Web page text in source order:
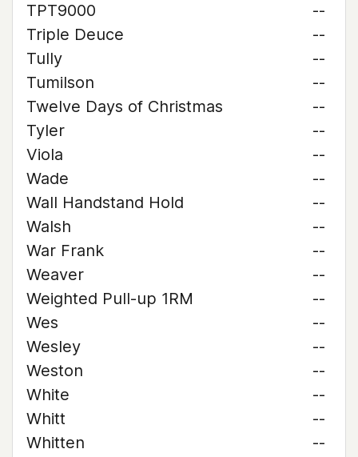
TPT9000
--
Triple Deuce
--
Tully
--
Tumilson
--
Twelve Days of Christmas
--
Tyler
--
Viola
--
Wade
--
Wall Handstand Hold
--
Walsh
--
War Frank
--
Weaver
--
Weighted Pull-up 1RM
--
Wes
--
Wesley
--
Weston
--
White
--
Whitt
--
Whitten
--